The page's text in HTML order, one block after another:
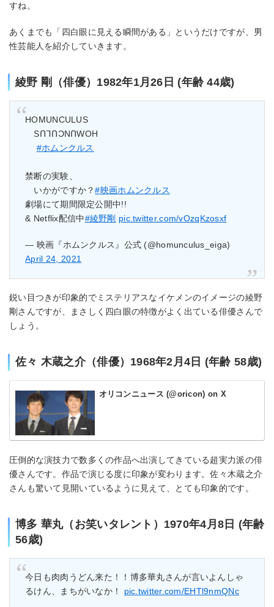
すね。
あくまでも「四白眼に見える瞬間がある」というだけですが、男
性芸能人を紹介していきます。
綾野 剛（俳優）1982年1月26日 (年齢 44歳)
HOMUNCULUS
SՈᒣՈƆNՈWOH
#ホムンクルス
禁断の実験、
いかがですか？#映画ホムンクルス
劇場にて期間限定公開中!!
& Netflix配信中#綾野剛 pic.twitter.com/vOzqKzosxf
— 映画『ホムンクルス』公式 (@homunculus_eiga)
April 24, 2021
鋭い目つきが印象的でミステリアスなイケメンのイメージの綾野
剛さんですが、まさしく四白眼の特徴がよく出ている俳優さんで
しょう。
佐々 木蔵之介（俳優）1968年2月4日 (年齢 58歳)
オリコンニュース (@oricon) on X
圧倒的な演技力で数多くの作品へ出演してきている超実力派の俳
優さんです。作品で演じる度に印象が変わります。佐々木蔵之介
さんも驚いて見開いているように見えて、とても印象的です。
博多 華丸（お笑いタレント）1970年4月8日 (年齢
56歳)
今日も肉肉うどん来た！！博多華丸さんが言いよんしゃ
るけん、まちがいなか！ pic.twitter.com/EHTl9nmQNc